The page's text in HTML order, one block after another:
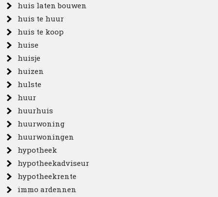
huis laten bouwen
huis te huur
huis te koop
huise
huisje
huizen
hulste
huur
huurhuis
huurwoning
huurwoningen
hypotheek
hypotheekadviseur
hypotheekrente
immo ardennen